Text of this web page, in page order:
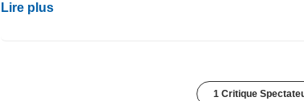
Lire plus
1 Critique